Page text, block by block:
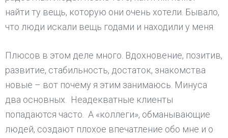
найти ту вещь, которую они очень хотели. Бывало,
что люди искали вещь годами и находили у меня.
Плюсов в этом деле много. Вдохновение, позитив,
развитие, стабильность, достаток, знакомства
новые – вот почему я этим занимаюсь. Минуса
два основных. Неадекватные клиенты
попадаются часто. А «коллеги», обманывающие
людей, создают плохое впечатление обо мне и о